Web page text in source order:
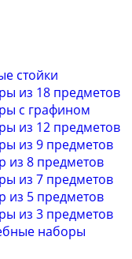
стойки
из 18 предметов
с графином
из 12 предметов
из 9 предметов
из 8 предметов
из 7 предметов
из 5 предметов
из 3 предметов
наборы